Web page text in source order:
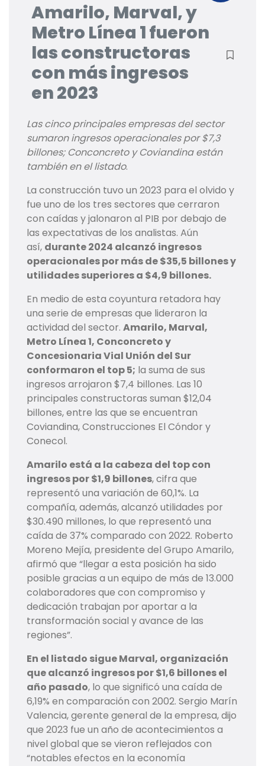
Amarilo, Marval, y
Metro Línea 1 fueron
las constructoras
con más ingresos
en 2023
Las cinco principales empresas del sector
sumaron ingresos operacionales por $7,3
billones; Conconcreto y Coviandina están
también en el listado.
La construcción tuvo un 2023 para el olvido y
fue uno de los tres sectores que cerraron
con caídas y jalonaron al PIB por debajo de
las expectativas de los analistas. Aún
así, durante 2024 alcanzó ingresos
operacionales por más de $35,5 billones y
utilidades superiores a $4,9 billones.
En medio de esta coyuntura retadora hay
una serie de empresas que lideraron la
actividad del sector. Amarilo, Marval,
Metro Línea 1, Conconcreto y
Concesionaria Vial Unión del Sur
conformaron el top 5; la suma de sus
ingresos arrojaron $7,4 billones. Las 10
principales constructoras suman $12,04
billones, entre las que se encuentran
Coviandina, Construcciones El Cóndor y
Conecol.
Amarilo está a la cabeza del top con
ingresos por $1,9 billones, cifra que
representó una variación de 60,1%. La
compañía, además, alcanzó utilidades por
$30.490 millones, lo que representó una
caída de 37% comparado con 2022. Roberto
Moreno Mejía, presidente del Grupo Amarilo,
afirmó que “llegar a esta posición ha sido
posible gracias a un equipo de más de 13.000
colaboradores que con compromiso y
dedicación trabajan por aportar a la
transformación social y avance de las
regiones”.
En el listado sigue Marval, organización
que alcanzó ingresos por $1,6 billones el
año pasado, lo que significó una caída de
6,19% en comparación con 2002. Sergio Marín
Valencia, gerente general de la empresa, dijo
que 2023 fue un año de acontecimientos a
nivel global que se vieron reflejados con
“notables efectos en la economía